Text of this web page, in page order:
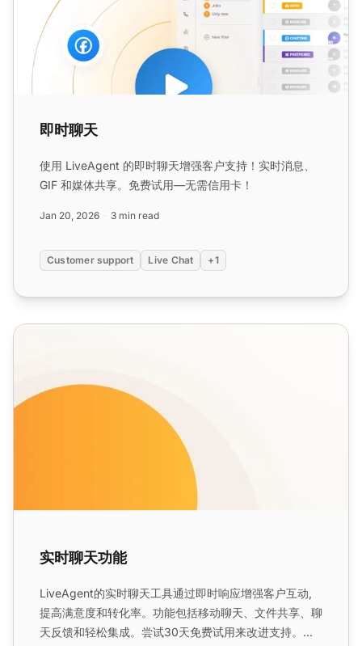
即时聊天
使用 LiveAgent 的即时聊天增强客户支持！实时消息、
GIF 和媒体共享。免费试用—无需信用卡！
Jan 20, 2026 3 min read
Customer support Live Chat +1
实时聊天功能
实时聊天功能
LiveAgent的实时聊天工具通过即时响应增强客户互动,
提高满意度和转化率。功能包括移动聊天、文件共享、聊
天反馈和轻松集成。尝试30天免费试用来改进支持。...